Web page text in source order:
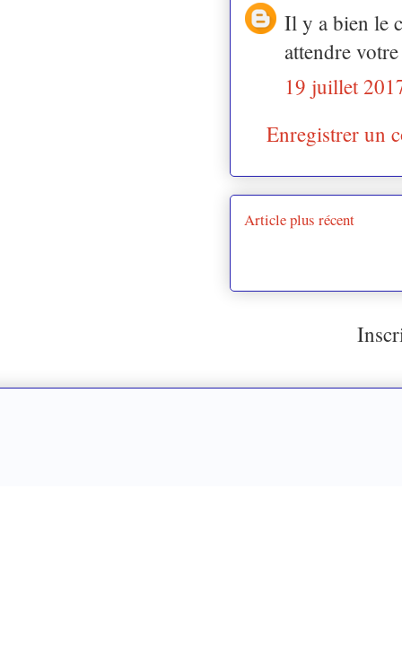
Il y a bien le
attendre
19 juillet
Enregistrer un
Article plus récent